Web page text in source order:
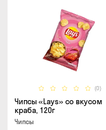
(0)
Чипсы «Lays» со вкусом
краба, 120г
Чипсы